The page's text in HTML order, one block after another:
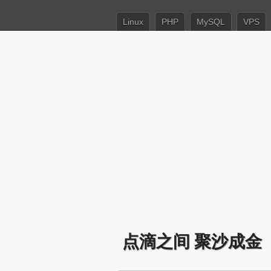
Linux PHP MySQL VPS
点滴之间 聚沙成金